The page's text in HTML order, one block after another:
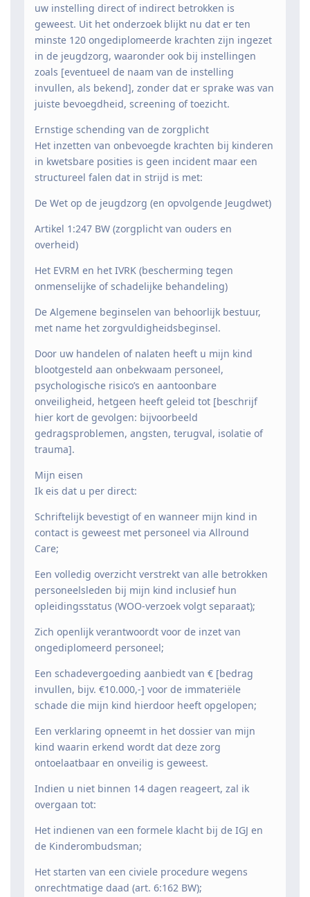
uw instelling direct of indirect betrokken is
geweest. Uit het onderzoek blijkt nu dat er ten
minste 120 ongediplomeerde krachten zijn ingezet
in de jeugdzorg, waaronder ook bij instellingen
zoals [eventueel de naam van de instelling
invullen, als bekend], zonder dat er sprake was van
juiste bevoegdheid, screening of toezicht.
Ernstige schending van de zorgplicht
Het inzetten van onbevoegde krachten bij kinderen
in kwetsbare posities is geen incident maar een
structureel falen dat in strijd is met:
De Wet op de jeugdzorg (en opvolgende Jeugdwet)
Artikel 1:247 BW (zorgplicht van ouders en
overheid)
Het EVRM en het IVRK (bescherming tegen
onmenselijke of schadelijke behandeling)
De Algemene beginselen van behoorlijk bestuur,
met name het zorgvuldigheidsbeginsel.
Door uw handelen of nalaten heeft u mijn kind
blootgesteld aan onbekwaam personeel,
psychologische risico’s en aantoonbare
onveiligheid, hetgeen heeft geleid tot [beschrijf
hier kort de gevolgen: bijvoorbeeld
gedragsproblemen, angsten, terugval, isolatie of
trauma].
Mijn eisen
Ik eis dat u per direct:
Schriftelijk bevestigt of en wanneer mijn kind in
contact is geweest met personeel via Allround
Care;
Een volledig overzicht verstrekt van alle betrokken
personeelsleden bij mijn kind inclusief hun
opleidingsstatus (WOO-verzoek volgt separaat);
Zich openlijk verantwoordt voor de inzet van
ongediplomeerd personeel;
Een schadevergoeding aanbiedt van € [bedrag
invullen, bijv. €10.000,-] voor de immateriële
schade die mijn kind hierdoor heeft opgelopen;
Een verklaring opneemt in het dossier van mijn
kind waarin erkend wordt dat deze zorg
ontoelaatbaar en onveilig is geweest.
Indien u niet binnen 14 dagen reageert, zal ik
overgaan tot:
Het indienen van een formele klacht bij de IGJ en
de Kinderombudsman;
Het starten van een civiele procedure wegens
onrechtmatige daad (art. 6:162 BW);